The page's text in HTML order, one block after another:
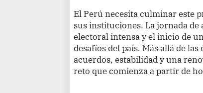
El Perú necesita culminar este
sus instituciones. La jornada de
electoral intensa y el inicio de
desafíos del país. Más allá de
acuerdos, estabilidad y una
reto que comienza a partir de